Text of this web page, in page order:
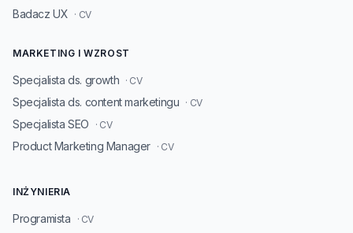
Badacz UX · CV
MARKETING I WZROST
Specjalista ds. growth · CV
Specjalista ds. content marketingu · CV
Specjalista SEO · CV
Product Marketing Manager · CV
INŻYNIERIA
Programista · CV